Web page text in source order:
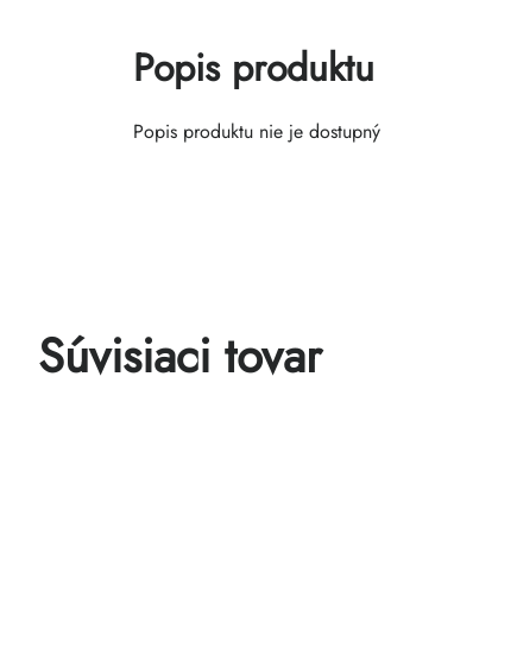
Popis produktu
Popis produktu nie je dostupný
Súvisiaci tovar